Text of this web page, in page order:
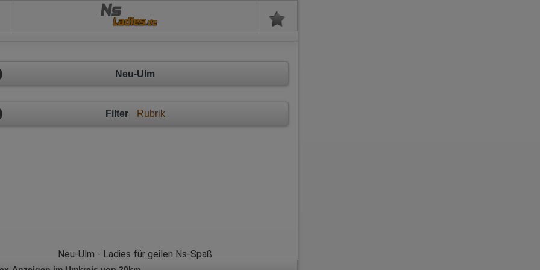
Ns
Neu-Ulm
Filter Rubrik
Neu-Ulm - Ladies für geilen Ns-Spaß